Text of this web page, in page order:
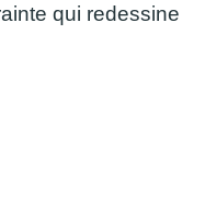
qui redessine